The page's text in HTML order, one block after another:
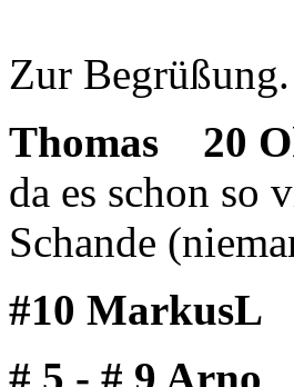
Zur Begrüßung.
Thomas
20
da es schon so
Schande
#10 MarkusL